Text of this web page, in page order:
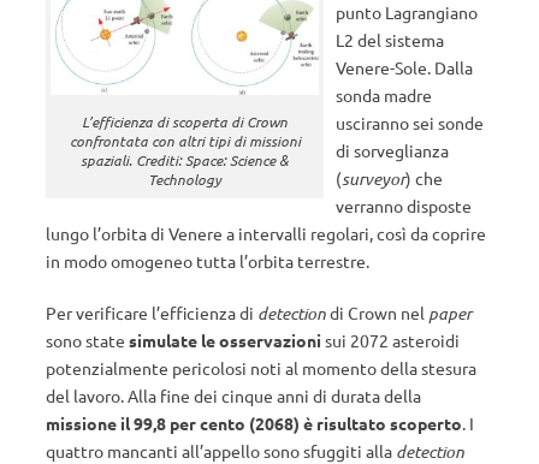
L’efficienza di scoperta di Crown
confrontata con altri tipi di missioni
spaziali. Crediti: Space: Science &
Technology
punto Lagrangiano
L2 del sistema
Venere-Sole. Dalla
sonda madre
usciranno sei sonde
di sorveglianza
(surveyor) che
verranno disposte
lungo l’orbita di Venere a intervalli regolari, così da coprire
in modo omogeneo tutta l’orbita terrestre.
Per verificare l’efficienza di detectiondi Crown nel paper
sono state simulate le osservazioni sui 2072 asteroidi
potenzialmente pericolosi noti al momento della stesura
del lavoro. Alla fine dei cinque anni di durata della
missione il 99,8 per cento (2068) è risultato scoperto. I
quattro mancanti all’appello sono sfuggiti alla detection